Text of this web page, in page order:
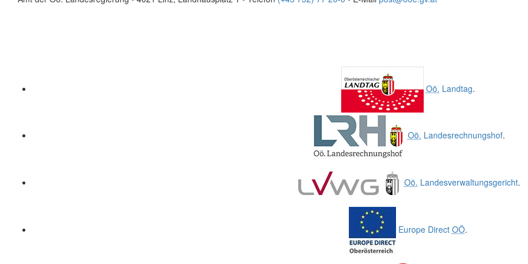
Oö. Landtag.
Oö. Landesrechnungshof.
Oö. Landesverwaltungsgericht.
Europe Direct OÖ.